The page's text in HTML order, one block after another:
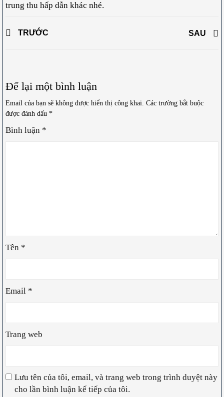
trung thu hấp dẫn khác nhé.
TRƯỚC SAU
Để lại một bình luận
Email của bạn sẽ không được hiển thị công khai. Các trường bắt buộc
được đánh dấu *
Bình luận *
Tên *
Email *
Trang web
Lưu tên của tôi, email, và trang web trong trình duyệt này
cho lần bình luận kế tiếp của tôi.